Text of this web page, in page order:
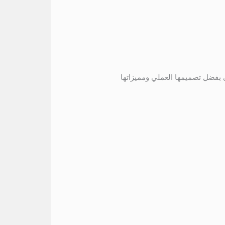
بفضل تصميمها العملي ومميزاتها